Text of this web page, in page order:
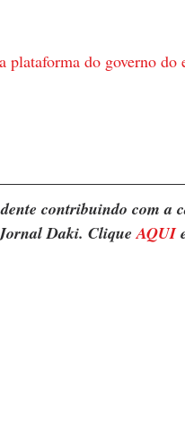
a plataforma do governo do
contribuindo com a
Daki. Clique AQUI